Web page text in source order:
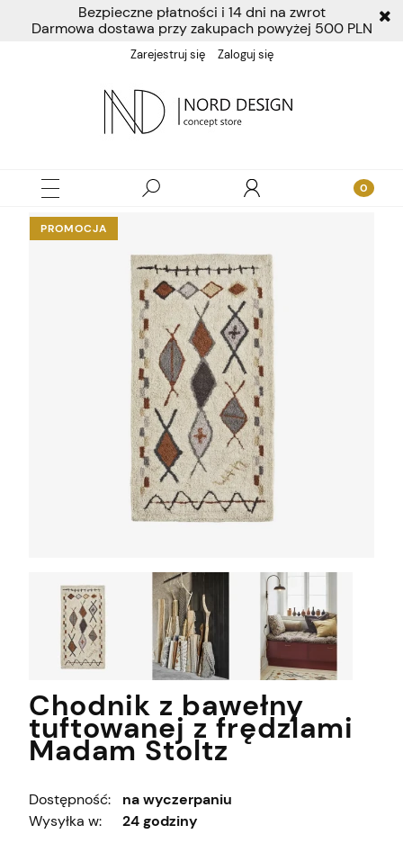
Bezpieczne płatności i 14 dni na zwrot
Darmowa dostawa przy zakupach powyżej 500 PLN
Zarejestruj się Zaloguj się
PROMOCJA
Chodnik z bawełny
tuftowanej z frędzlami
Madam Stoltz
Dostępność:
na wyczerpaniu
Wysyłka w:
24 godziny